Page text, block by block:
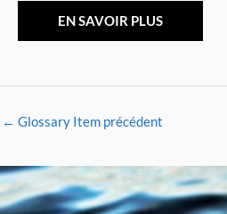
EN SAVOIR PLUS
← Glossary Item précédent